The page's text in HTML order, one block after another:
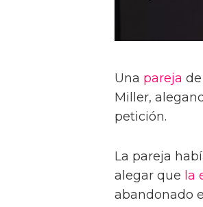
Una pareja
Miller,
petición.
La pareja
alegar que la
abandonado